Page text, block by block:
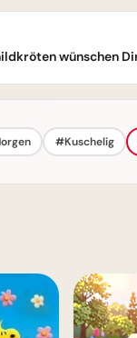
wünschen
#Kuschelig